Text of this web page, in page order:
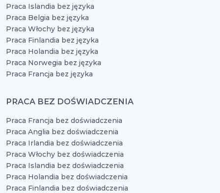
Praca Islandia bez języka
Praca Belgia bez języka
Praca Włochy bez języka
Praca Finlandia bez języka
Praca Holandia bez języka
Praca Norwegia bez języka
Praca Francja bez języka
PRACA BEZ DOŚWIADCZENIA
Praca Francja bez doświadczenia
Praca Anglia bez doświadczenia
Praca Irlandia bez doświadczenia
Praca Włochy bez doświadczenia
Praca Islandia bez doświadczenia
Praca Holandia bez doświadczenia
Praca Finlandia bez doświadczenia